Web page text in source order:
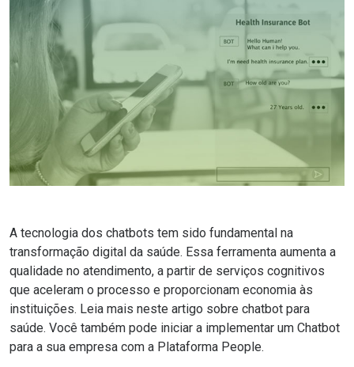
A tecnologia dos chatbots tem sido fundamental na
transformação digital da saúde. Essa ferramenta aumenta a
qualidade no atendimento, a partir de serviços cognitivos
que aceleram o processo e proporcionam economia às
instituições. Leia mais neste artigo sobre chatbot para
saúde. Você também pode iniciar a implementar um Chatbot
para a sua empresa com a Plataforma People.